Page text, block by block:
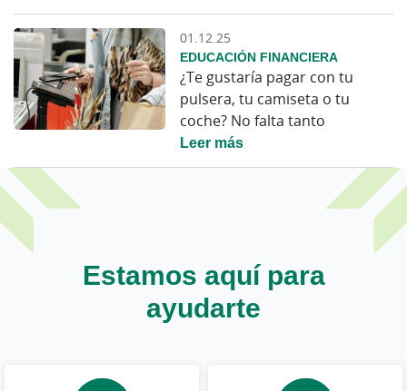
01.12.25
EDUCACIÓN FINANCIERA
¿Te gustaría pagar con tu
pulsera, tu camiseta o tu
coche? No falta tanto
Leer más
Estamos aquí para
ayudarte